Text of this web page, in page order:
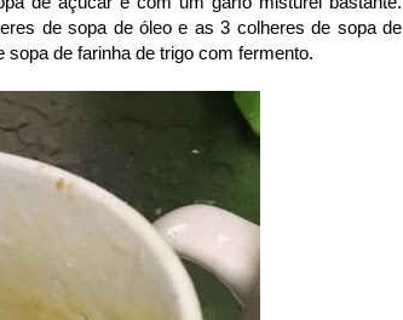
de sopa de óleo e as 3 colheres de sopa de
de farinha de trigo com fermento.